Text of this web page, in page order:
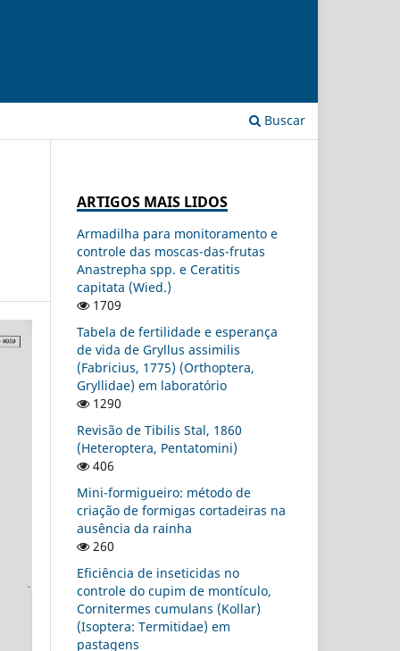
Buscar
ARTIGOS MAIS LIDOS
Armadilha para monitoramento e
controle das moscas-das-frutas
Anastrepha spp. e Ceratitis
capitata (Wied.)
1709
Tabela de fertilidade e esperança
de vida de Gryllus assimilis
(Fabricius, 1775) (Orthoptera,
Gryllidae) em laboratório
1290
Revisão de Tibilis Stal, 1860
(Heteroptera, Pentatomini)
406
Mini-formigueiro: método de
criação de formigas cortadeiras na
ausência da rainha
260
Eficiência de inseticidas no
controle do cupim de montículo,
Cornitermes cumulans (Kollar)
(Isoptera: Termitidae) em
pastagens